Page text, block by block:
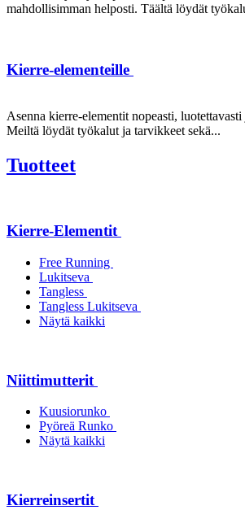
mahdollisimman helposti. Täältä löydät
Kierre-elementeille
Asenna kierre-elementit nopeasti,
Meiltä löydät työkalut ja tarvikkeet sekä...
Tuotteet
Kierre-Elementit
Free Running
Lukitseva
Tangless
Tangless Lukitseva
Näytä kaikki
Niittimutterit
Kuusiorunko
Pyöreä Runko
Näytä kaikki
Kierreinsertit